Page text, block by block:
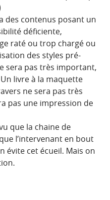
des contenus posant un
déficiente,
raté ou trop chargé ou
des styles pré-
sera pas très important,
livre à la maquette
ne sera pas très
pas une impression de
que la chaine de
l’intervenant en bout
évite cet écueil. Mais on